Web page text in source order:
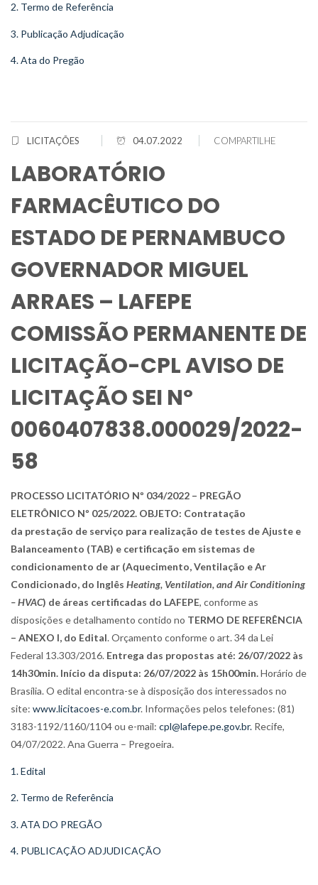
2. Termo de Referência
3. Publicação Adjudicação
4. Ata do Pregão
LICITAÇÕES 04.07.2022 COMPARTILHE
LABORATÓRIO
FARMACÊUTICO DO
ESTADO DE PERNAMBUCO
GOVERNADOR MIGUEL
ARRAES – LAFEPE
COMISSÃO PERMANENTE DE
LICITAÇÃO-CPL AVISO DE
LICITAÇÃO SEI Nº
0060407838.000029/2022-
58
PROCESSO LICITATÓRIO Nº 034/2022 – PREGÃO
ELETRÔNICO Nº 025/2022. OBJETO: Contratação
da prestação de serviço para realização de testes de Ajuste e
Balanceamento (TAB) e certificação em sistemas de
condicionamento de ar (Aquecimento, Ventilação e Ar
Condicionado, do Inglês Heating, Ventilation, and Air Conditioning
– HVAC) de áreas certificadas do LAFEPE, conforme as
disposições e detalhamento contido no TERMO DE REFERÊNCIA
– ANEXO I, do Edital. Orçamento conforme o art. 34 da Lei
Federal 13.303/2016. Entrega das propostas até: 26/07/2022 às
14h30min. Início da disputa: 26/07/2022 às 15h00min.Horário de
Brasília. O edital encontra-se à disposição dos interessados no
site: www.licitacoes-e.com.br. Informações pelos telefones: (81)
3183-1192/1160/1104 ou e-mail: cpl@lafepe.pe.gov.br. Recife,
04/07/2022. Ana Guerra – Pregoeira.
1. Edital
2. Termo de Referência
3. ATA DO PREGÃO
4. PUBLICAÇÃO ADJUDICAÇÃO